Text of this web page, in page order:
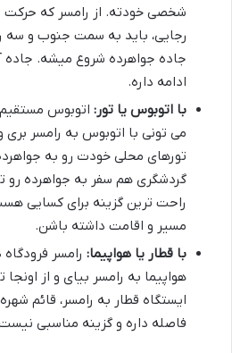
شخصی خودته. از رامسر که حرکت
رجایی، باید به سمت جنوب و سه
جاده جواهرده شروع میشه. جاده
ادامه داره.
با اتوبوس یا تور: اتوبوس مستقیم
می تونی با اتوبوس به رامسر بری
تورهای محلی خودت رو به
گردشگری هم سفر به جواهرده رو
راحت ترین گزینه برای کسایی
مسیر و اقامت داشته باشن.
با قطار یا هواپیما: رامسر
هواپیما به رامسر بیای و از
فاصله داره و گزینه مناسبی